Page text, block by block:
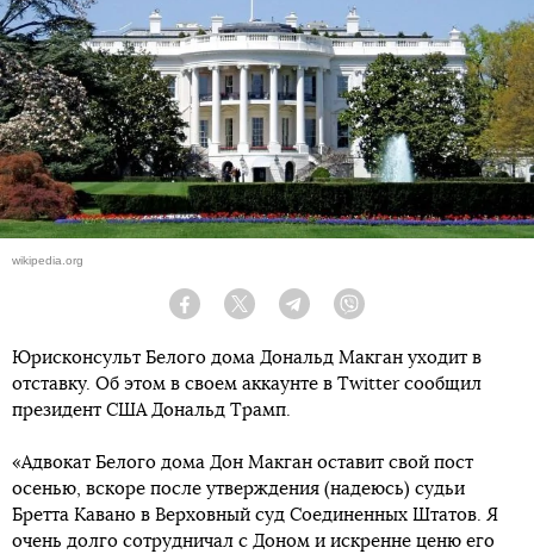
wikipedia.org
Facebook Twitter Telegram
Юрисконсульт Белого дома Дональд Макган уходит в
отставку. Об этом в своем аккаунте в Twitter сообщил
президент США Дональд Трамп.
«Адвокат Белого дома Дон Макган оставит свой пост
осенью, вскоре после утверждения (надеюсь) судьи
Бретта Кавано в Верховный суд Соединенных Штатов. Я
очень долго сотрудничал с Доном и искренне ценю его